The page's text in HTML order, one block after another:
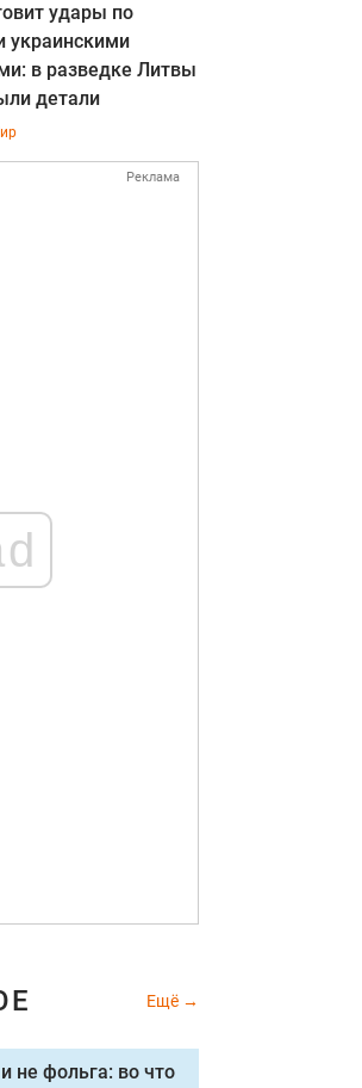
удары по
украинскими
в разведке Литвы
детали
Реклама
Ещё
не фольга: во что